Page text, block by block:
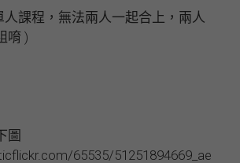
課程，無法兩人一起合上，兩人
唷 )
圖
65535/51251894669_ae